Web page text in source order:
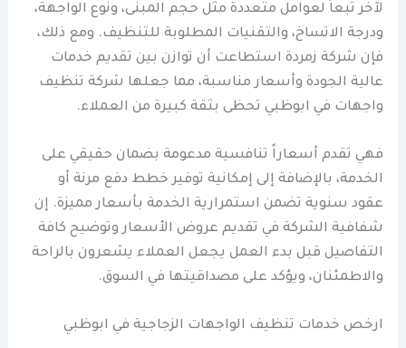
لآخر تبعاً لعوامل متعددة مثل حجم المبنى، ونوع الواجهة،
ودرجة الاتساخ، والتقنيات المطلوبة للتنظيف. ومع ذلك،
فإن شركة زمردة استطاعت أن توازن بين تقديم خدمات
عالية الجودة وأسعار مناسبة، مما جعلها شركة تنظيف
واجهات في ابوظبي تحظى بثقة كبيرة من العملاء.
فهي تقدم أسعاراً تنافسية مدعومة بضمان حقيقي على
الخدمة، بالإضافة إلى إمكانية توفير خطط دفع مرنة أو
عقود سنوية تضمن استمرارية الخدمة بأسعار مميزة. إن
شفافية الشركة في تقديم عروض الأسعار وتوضيح كافة
التفاصيل قبل بدء العمل يجعل العملاء يشعرون بالراحة
والاطمئنان، ويؤكد على مصداقيتها في السوق.
ارخص خدمات تنظيف الواجهات الزجاجية في ابوظبي